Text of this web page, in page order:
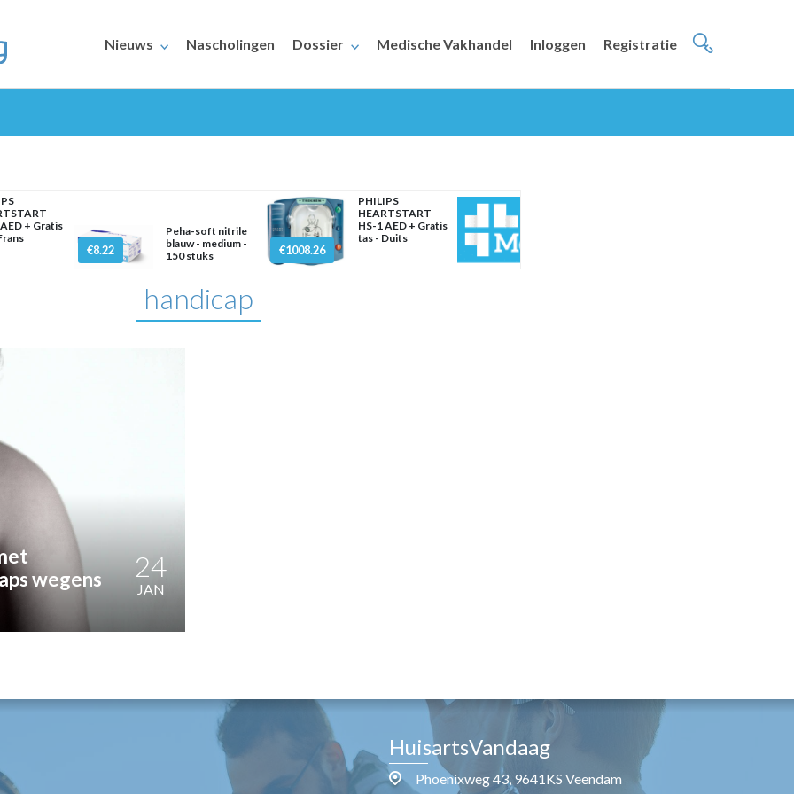
Nieuws Nascholingen Dossier Medische Vakhandel Inloggen Registratie
+ Gratis
€8.22
Peha-soft nitrile
blauw - medium -
150 stuks
€1008.26
PHILIPS
HEARTSTART
HS-1 AED + Gratis
tas - Duits
handicap
wegens
24
JAN
HuisartsVandaag
Phoenixweg 43, 9641KS Veendam